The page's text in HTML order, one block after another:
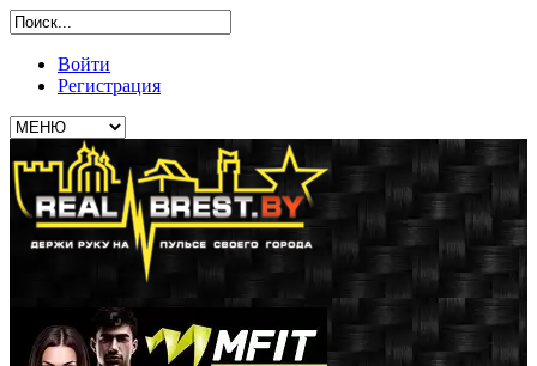
Войти
Регистрация